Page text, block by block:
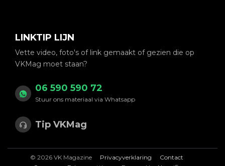
LINKTIP LIJN
Vette video, foto's of link gemaakt of gezien die op
VKMag moet staan?
06 590 590 72
Stuur ons materiaal via Whatsapp
Tip VKMag
© 2026 VK Magazine Privacyverklaring
Contact